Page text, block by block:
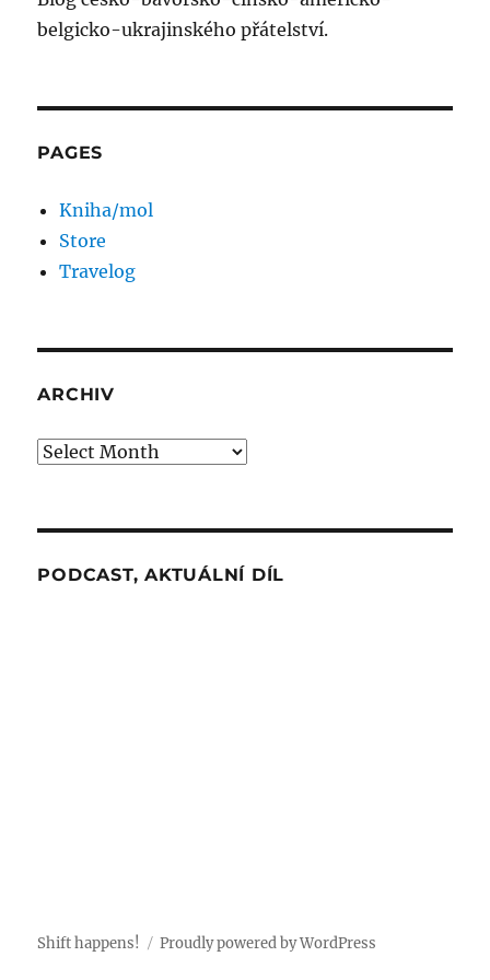
belgicko-ukrajinského přátelství.
PAGES
Kniha/mol
Store
Travelog
ARCHIV
Archiv
PODCAST, AKTUÁLNÍ DÍL
Shift happens! Proudly powered by WordPress